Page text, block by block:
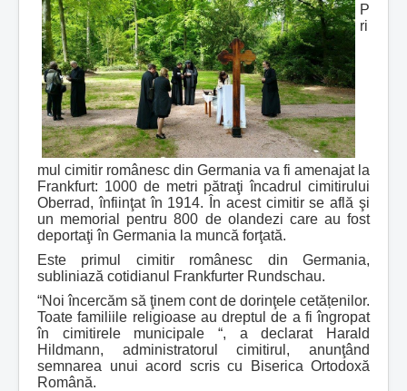
P
ri
mul cimitir românesc din Germania va fi amenajat la
Frankfurt: 1000 de metri pătraţi încadrul cimitirului
Oberrad, înfiinţat în 1914. În acest cimitir se află şi
un memorial pentru 800 de olandezi care au fost
deportaţi în Germania la muncă forţată.
Este primul cimitir românesc din Germania,
subliniază cotidianul Frankfurter Rundschau.
“Noi încercăm să ţinem cont de dorinţele cetățenilor.
Toate familiile religioase au dreptul de a fi îngropat
în cimitirele municipale “, a declarat Harald
Hildmann, administratorul cimitirul, anunţând
semnarea unui acord scris cu Biserica Ortodoxă
Română.